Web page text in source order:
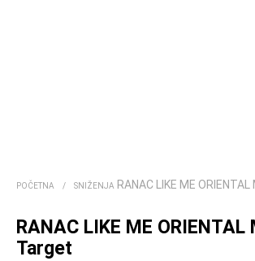
POČETNA / SNIŽENJA RANAC LIKE ME
RANAC LIKE ME ORIENTAL
Target